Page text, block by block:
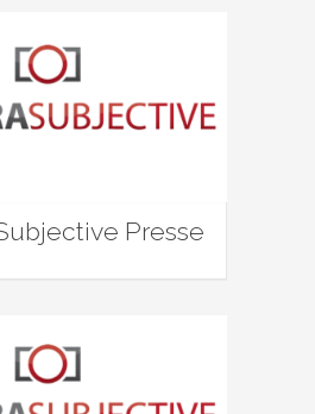
Presse